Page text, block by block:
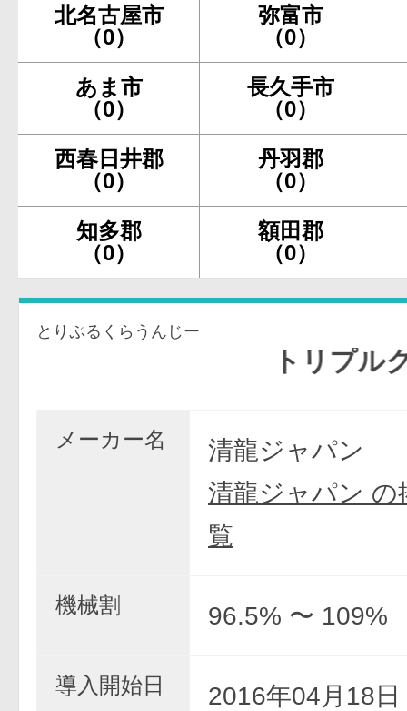
北名古屋市
（0）
弥富市
（0）
あま市
（0）
長久手市
（0）
西春日井郡
（0）
丹羽郡
（0）
知多郡
（0）
額田郡
（0）
とりぷるくらうんじー
トリプルクラ
メーカー名
清龍ジャパン
清龍ジャパン の
覧
機械割 96.5% 〜 109%
導入開始日 2016年04月18日